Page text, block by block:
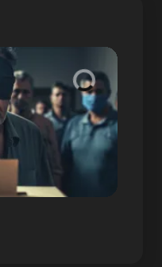
par Ines Aissani
on 03/10/2024